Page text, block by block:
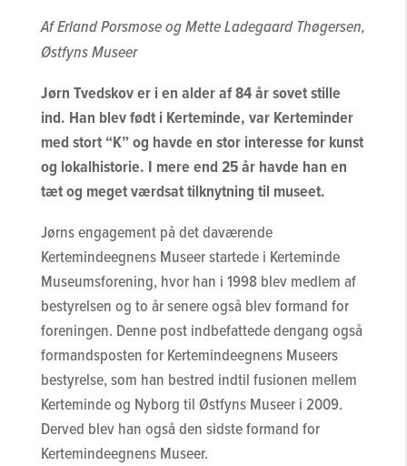
AfErland Porsmose og Mette Ladegaard Thøgersen,
Østfyns Museer
Jørn Tvedskov er i en alder af 84 år sovet stille
ind. Han blev født i Kerteminde, var Kerteminder
med stort “K” og havde en stor interesse for kunst
og lokalhistorie. I mere end 25 år havde han en
tæt og meget værdsat tilknytning til museet.
Jørns engagement på det daværende
Kertemindeegnens Museer startede i Kerteminde
Museumsforening, hvor han i 1998 blev medlem af
bestyrelsen og to år senere også blev formand for
foreningen. Denne post indbefattede dengang også
formandsposten for Kertemindeegnens Museers
bestyrelse, som han bestred indtil fusionen mellem
Kerteminde og Nyborg til Østfyns Museer i 2009.
Derved blev han også den sidste formand for
Kertemindeegnens Museer.